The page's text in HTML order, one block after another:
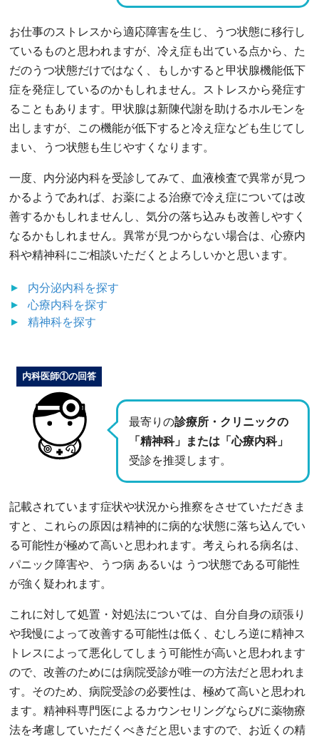
お仕事のストレスから適応障害を生じ、うつ状態に移行し
ているものと思われますが、冷え症も出ている点から、た
だのうつ状態だけではなく、もしかすると甲状腺機能低下
症を発症しているのかもしれません。ストレスから発症す
ることもあります。甲状腺は新陳代謝を助けるホルモンを
出しますが、この機能が低下すると冷え症なども生じてし
まい、うつ状態も生じやすくなります。
一度、内分泌内科を受診してみて、血液検査で異常が見つ
かるようであれば、お薬による治療で冷え症については改
善するかもしれませんし、気分の落ち込みも改善しやすく
なるかもしれません。異常が見つからない場合は、心療内
科や精神科にご相談いただくとよろしいかと思います。
内分泌内科を探す
心療内科を探す
精神科を探す
最寄りの診療所・クリニックの
「精神科」または「心療内科」
受診を推奨します。
内科医師①の回答
記載されています症状や状況から推察をさせていただきま
すと、これらの原因は精神的に病的な状態に落ち込んでい
る可能性が極めて高いと思われます。考えられる病名は、
パニック障害や、うつ病 あるいは うつ状態である可能性
が強く疑われます。
これに対して処置・対処法については、自分自身の頑張り
や我慢によって改善する可能性は低く、むしろ逆に精神ス
トレスによって悪化してしまう可能性が高いと思われます
ので、改善のためには病院受診が唯一の方法だと思われま
す。そのため、病院受診の必要性は、極めて高いと思われ
ます。精神科専門医によるカウンセリングならびに薬物療
法を考慮していただくべきだと思いますので、お近くの精